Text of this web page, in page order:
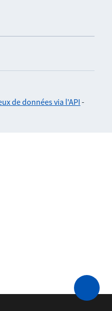
de données via l'API -